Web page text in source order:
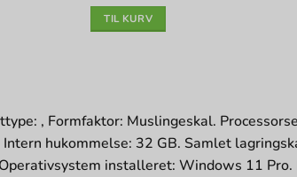
TIL KURV
, Formfaktor: Muslingeskal.
hukommelse: 32 GB. Samlet
installeret: Windows 11